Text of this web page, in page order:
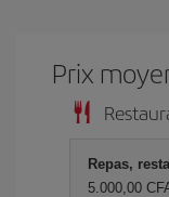
Prix
Repas,
5.000,00